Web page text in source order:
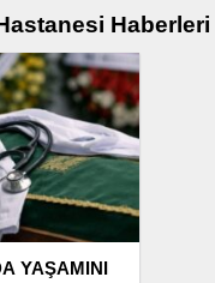
Haberleri
YAŞAMINI